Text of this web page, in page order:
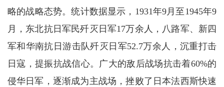
略的战略态势。统计数据显示，1931年9月至1945年9
月，东北抗日军民歼灭日军17万余人，八路军、新四
军和华南抗日游击队歼灭日军52.7万余人，沉重打击
日寇，提振抗战信心。广大的敌后战场抗击着60%的
侵华日军，逐渐成为主战场，挫败了日本法西斯快速